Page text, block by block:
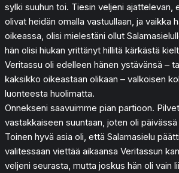
sylki suuhun toi. Tiesin veljeni ajattelevan,
olivat heidän omalla vastuullaan, ja vaikka
oikeassa, olisi mielestäni ollut
hän olisi hiukan yrittänyt hillitä kärkästä
Veritassu oli edelleen hänen ystävänsä –
kaksikko oikeastaan olikaan – valkoisen
luonteesta huolimatta.
Onnekseni saavuimme pian partioon.
vastakkaiseen suuntaan, joten oli
Toinen hyvä asia oli, että Salamasielu
valitessaan viettää aikaansa Veritassun
veljeni seurasta, mutta joskus hän oli vain